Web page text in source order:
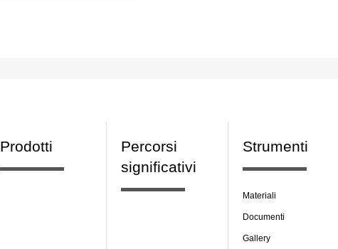
Prodotti
Percorsi
significativi
Strumenti
Materiali
Documenti
Gallery